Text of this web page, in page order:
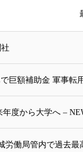
巨額補助金 軍事転
度から大学へ –
労働局管内で過去